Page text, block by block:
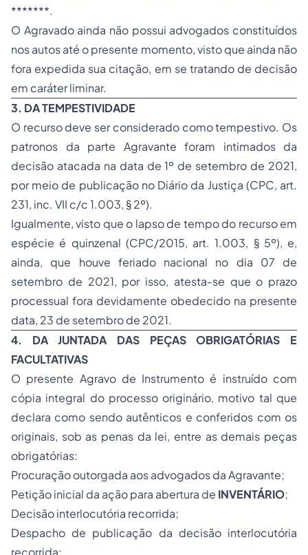
*******.
O Agravado ainda não possui advogados constituídos
nos autos até o presente momento, visto que ainda não
fora expedida sua citação, em se tratando de decisão
em caráter liminar.
3. DA TEMPESTIVIDADE
O recurso deve ser considerado como tempestivo. Os
patronos da parte Agravante foram intimados da
decisão atacada na data de 1º de setembro de 2021,
por meio de publicação no Diário da Justiça (CPC, art.
231, inc. VII c/c 1.003, § 2º).
Igualmente, visto que o lapso de tempo do recurso em
espécie é quinzenal (CPC/2015, art. 1.003, § 5º), e,
ainda, que houve feriado nacional no dia 07 de
setembro de 2021, por isso, atesta-se que o prazo
processual fora devidamente obedecido na presente
data, 23 de setembro de 2021.
4. DA JUNTADA DAS PEÇAS OBRIGATÓRIAS E
FACULTATIVAS
O presente Agravo de Instrumento é instruído com
cópia integral do processo originário, motivo tal que
declara como sendo autênticos e conferidos com os
originais, sob as penas da lei, entre as demais peças
obrigatórias:
Procuração outorgada aos advogados da Agravante;
Petição inicial da ação para abertura de INVENTÁRIO;
Decisão interlocutória recorrida;
Despacho de publicação da decisão interlocutória